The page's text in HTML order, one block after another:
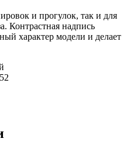
и прогулок, так и для
Контрастная надпись
характер модели и делает
52